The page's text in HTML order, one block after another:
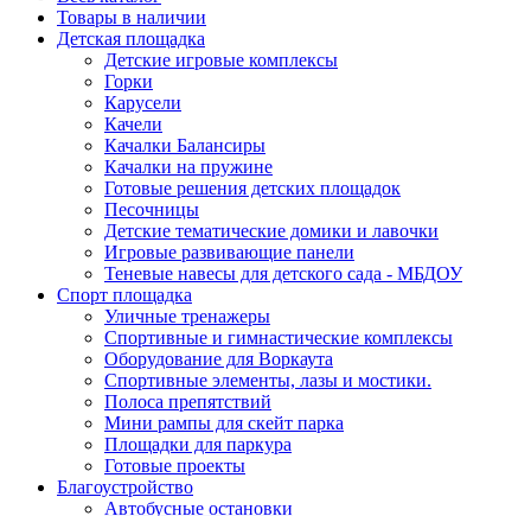
Товары в наличии
Детская площадка
Детские игровые комплексы
Горки
Карусели
Качели
Качалки Балансиры
Качалки на пружине
Готовые решения детских площадок
Песочницы
Детские тематические домики и лавочки
Игровые развивающие панели
Теневые навесы для детского сада - МБДОУ
Спорт площадка
Уличные тренажеры
Спортивные и гимнастические комплексы
Оборудование для Воркаута
Спортивные элементы, лазы и мостики.
Полоса препятствий
Мини рампы для скейт парка
Площадки для паркура
Готовые проекты
Благоустройство
Автобусные остановки